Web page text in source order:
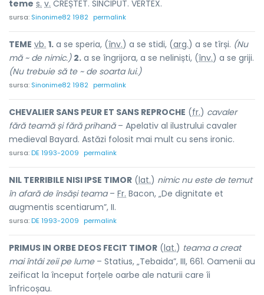
teme s. v. CREȘTET. SINCIPUT. VERTEX.
sursa: Sinonime82 1982 permalink
TEME vb. 1. a se speria, (înv.) a se stidi, (arg.) a se tîrși. (Nu
mă ~ de nimic.) 2. a se îngrijora, a se neliniști, (înv.) a se griji.
(Nu trebuie să te ~ de soarta lui.)
sursa: Sinonime82 1982 permalink
CHEVALIER SANS PEUR ET SANS REPROCHE (fr.) cavaler
fără teamă și fără prihană– Apelativ al ilustrului cavaler
medieval Bayard. Astăzi folosit mai mult cu sens ironic.
sursa:DE 1993-2009 permalink
NIL TERRIBILE NISI IPSE TIMOR (lat.) nimic nu este de temut
în afară de însăși teama– Fr. Bacon, „De dignitate et
augmentis scentiarum”, II.
sursa:DE 1993-2009 permalink
PRIMUS IN ORBE DEOS FECIT TIMOR (lat.) teama a creat
mai întâi zeii pe lume– Statius, „Tebaida”, III, 661. Oamenii au
zeificat la început forțele oarbe ale naturii care îi
înfricoșau.